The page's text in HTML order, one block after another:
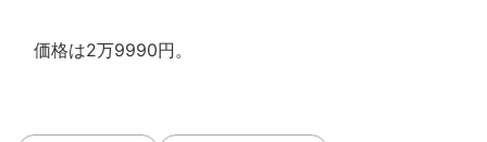
価格は2万9990円。